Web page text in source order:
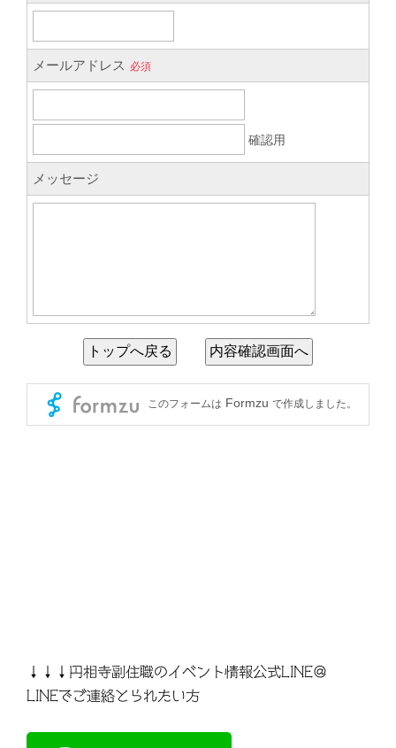
↓↓↓円相寺副住職のイベント情報公式LINE＠
LINEでご連絡とられたい方